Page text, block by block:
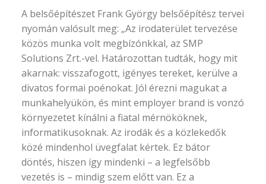
A belsőépítészet Frank György belsőépítész tervei
nyomán valósult meg: „Az irodaterület tervezése
közös munka volt megbízónkkal, az SMP
Solutions Zrt.-vel. Határozottan tudták, hogy mit
akarnak: visszafogott, igényes tereket, kerülve a
divatos formai poénokat. Jól érezni magukat a
munkahelyükön, és mint employer brand is vonzó
környezetet kínálni a fiatal mérnököknek,
informatikusoknak. Az irodák és a közlekedők
közé mindenhol üvegfalat kértek. Ez bátor
döntés, hiszen így mindenki – a legfelsőbb
vezetés is – mindig szem előtt van. Ez a